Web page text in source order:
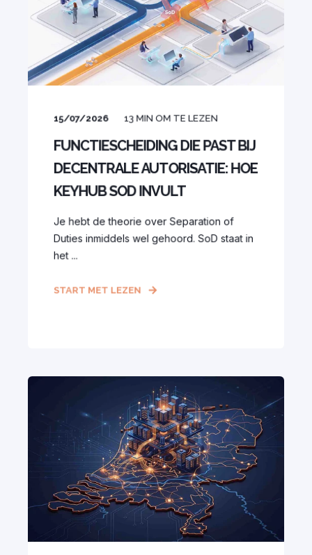
15/07/2026 13 MIN OM TE LEZEN
FUNCTIESCHEIDING DIE PAST BIJ
DECENTRALE AUTORISATIE: HOE
KEYHUB SOD INVULT
Je hebt de theorie over Separation of
Duties inmiddels wel gehoord. SoD staat in
het ...
START MET LEZEN